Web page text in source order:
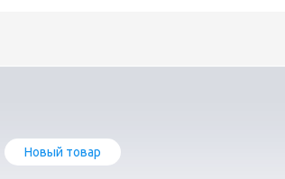
Новый товар